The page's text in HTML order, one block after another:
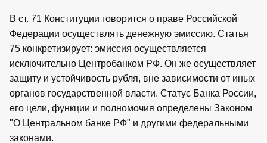
В ст. 71 Конституции говорится о праве Российской
Федерации осуществлять денежную эмиссию. Статья
75 конкретизирует: эмиссия осуществляется
исключительно Центробанком РФ. Он же осуществляет
защиту и устойчивость рубля, вне зависимости от иных
органов государственной власти. Статус Банка России,
его цели, функции и полномочия определены Законом
"О Центральном банке РФ" и другими федеральными
законами.